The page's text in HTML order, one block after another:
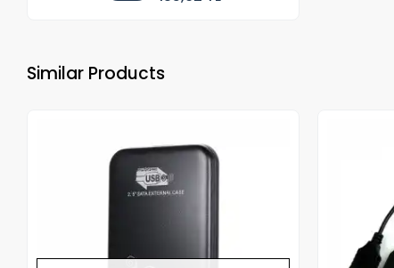
Similar Products